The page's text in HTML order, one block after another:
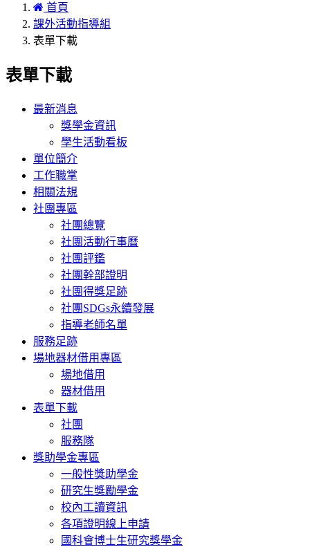
首頁
課外活動指導組
表單下載
表單下載
最新消息
獎學金資訊
學生活動看板
單位簡介
工作職掌
相關法規
社團專區
社團總覽
社團活動行事曆
社團評鑑
社團幹部證明
社團得獎足跡
社團SDGs永續發展
指導老師名單
服務足跡
場地器材借用專區
場地借用
器材借用
表單下載
社團
服務隊
獎助學金專區
一般性獎助學金
研究生獎勵學金
校內工讀資訊
各項證明線上申請
國科會博士生研究獎學金